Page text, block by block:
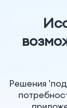
Решения